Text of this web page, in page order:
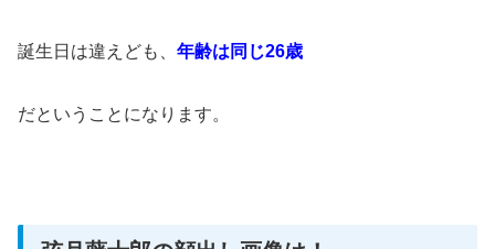
誕生日は違えども、 年齢は同じ26歳
だということになります。